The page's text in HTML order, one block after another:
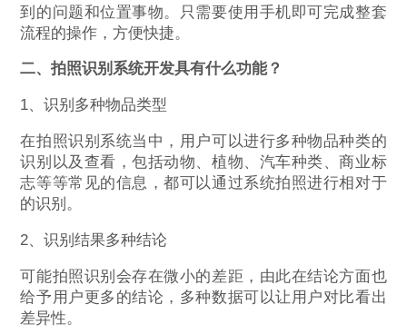
到的问题和位置事物。只需要使用手机即可完成整套
流程的操作，方便快捷。
二、拍照识别系统开发具有什么功能？
1、识别多种物品类型
在拍照识别系统当中，用户可以进行多种物品种类的
识别以及查看，包括动物、植物、汽车种类、商业标
志等等常见的信息，都可以通过系统拍照进行相对于
的识别。
2、识别结果多种结论
可能拍照识别会存在微小的差距，由此在结论方面也
给予用户更多的结论，多种数据可以让用户对比看出
差异性。